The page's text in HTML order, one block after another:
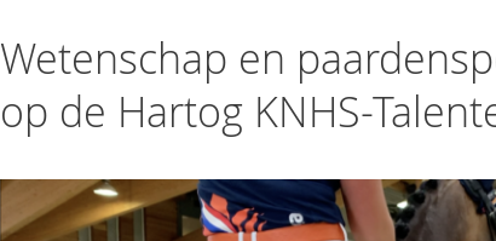
Wetenschap en
op de Hartog KNHS-